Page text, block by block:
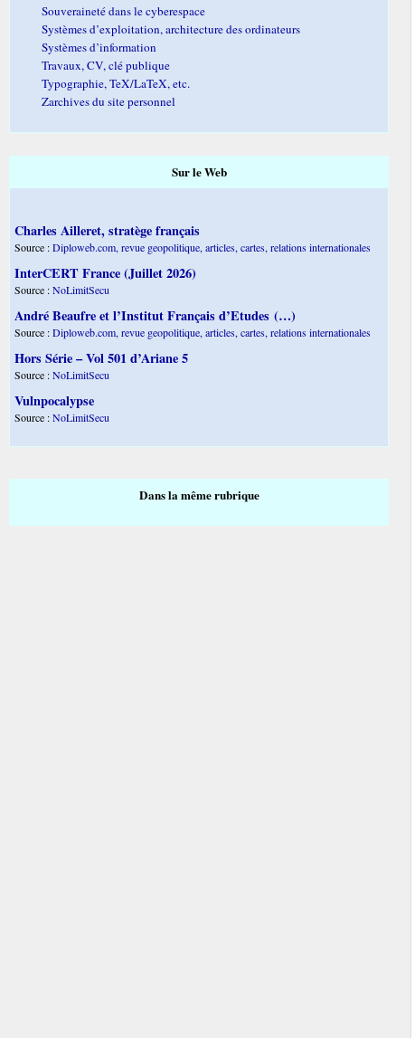
Souveraineté dans le cyberespace
Systèmes d’exploitation, architecture des ordinateurs
Systèmes d’information
Travaux, CV, clé publique
Typographie, TeX/LaTeX, etc.
Zarchives du site personnel
Sur le Web
Charles Ailleret, stratège français
Source :Diploweb.com, revue geopolitique, articles, cartes, relations internationales
InterCERT France (Juillet 2026)
Source :NoLimitSecu
André Beaufre et l’Institut Français d’Etudes (…)
Source :Diploweb.com, revue geopolitique, articles, cartes, relations internationales
Hors Série – Vol 501 d’Ariane 5
Source :NoLimitSecu
Vulnpocalypse
Source :NoLimitSecu
Dans la même rubrique